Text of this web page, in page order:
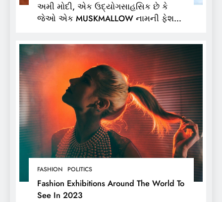
અમી મોદી, એક ઉદ્યોગસાહસિક છે કે
જેઓ એક MUSKMALLOW નામની ફેશન
FASHION POLITICS
Fashion Exhibitions Around The World To
See In 2023